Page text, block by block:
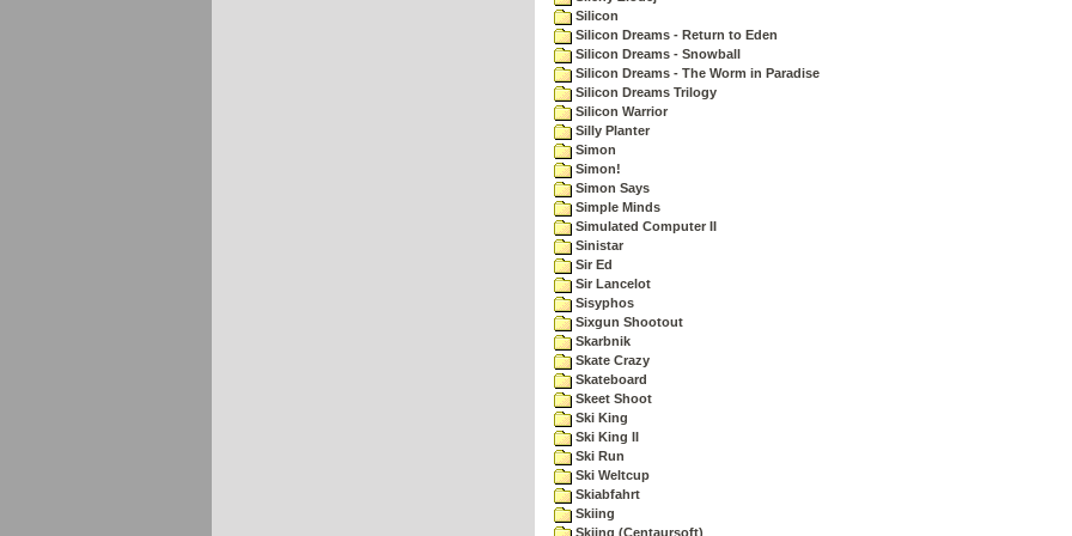
Silicon
Silicon Dreams - Return to Eden
Silicon Dreams - Snowball
Silicon Dreams - The Worm in Paradise
Silicon Dreams Trilogy
Silicon Warrior
Silly Planter
Simon
Simon!
Simon Says
Simple Minds
Simulated Computer II
Sinistar
Sir Ed
Sir Lancelot
Sisyphos
Sixgun Shootout
Skarbnik
Skate Crazy
Skateboard
Skeet Shoot
Ski King
Ski King II
Ski Run
Ski Weltcup
Skiabfahrt
Skiing
Skiing (Centaursoft)